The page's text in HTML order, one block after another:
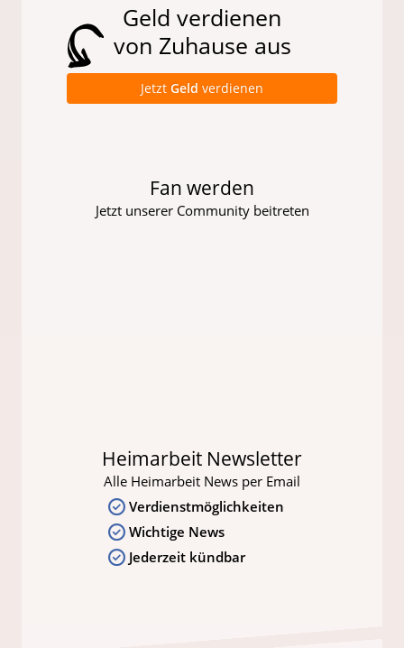
Geld verdienen
von Zuhause aus
Jetzt Geld verdienen
Fan werden
Jetzt unserer Community beitreten
Heimarbeit Newsletter
Alle Heimarbeit News per Email
Verdienstmöglichkeiten
Wichtige News
Jederzeit kündbar